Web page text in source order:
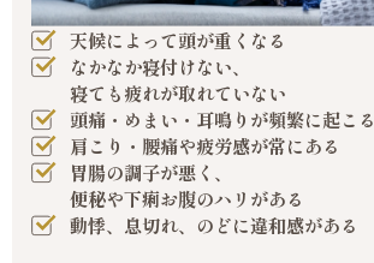
天候によって頭が重くなる
なかなか寝付けない、
寝ても疲れが取れていない
頭痛・めまい・耳鳴りが頻繁に起こる
肩こり・腰痛や疲労感が常にある
胃腸の調子が悪く、
便秘や下痢お腹のハリがある
動悸、息切れ、のどに違和感がある